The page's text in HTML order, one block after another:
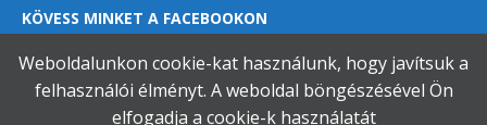
KÖVESS MINKET A FACEBOOKON
Weboldalunkon cookie-kat használunk, hogy javítsuk a
felhasználói élményt. A weboldal böngészésével Ön
elfogadja a cookie-k használatát